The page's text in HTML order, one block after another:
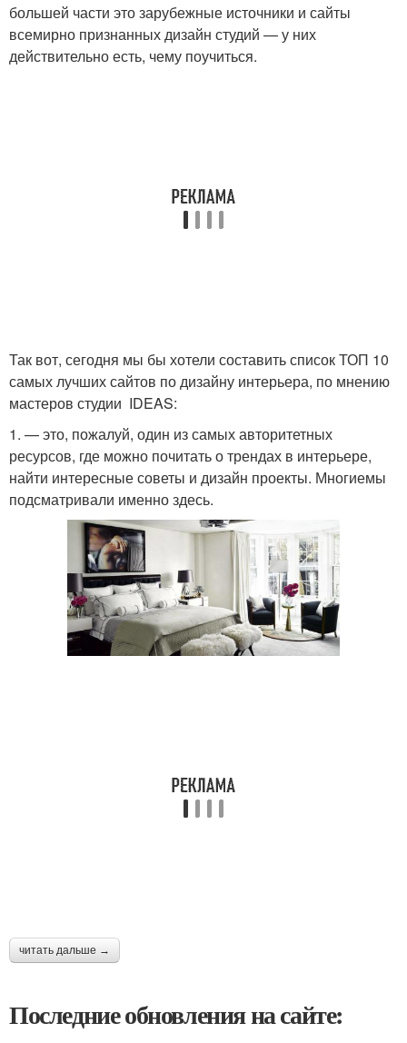
большей части это зарубежные источники и сайты
всемирно признанных дизайн студий — у них
действительно есть, чему поучиться.
Так вот, сегодня мы бы хотели составить список ТОП 10
самых лучших сайтов по дизайну интерьера, по мнению
мастеров студии IDEAS:
1. — это, пожалуй, один из самых авторитетных
ресурсов, где можно почитать о трендах в интерьере,
найти интересные советы и дизайн проекты. Многиемы
подсматривали именно здесь.
читать дальше →
Последние обновления на сайте: